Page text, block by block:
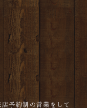
予約制の営業をして